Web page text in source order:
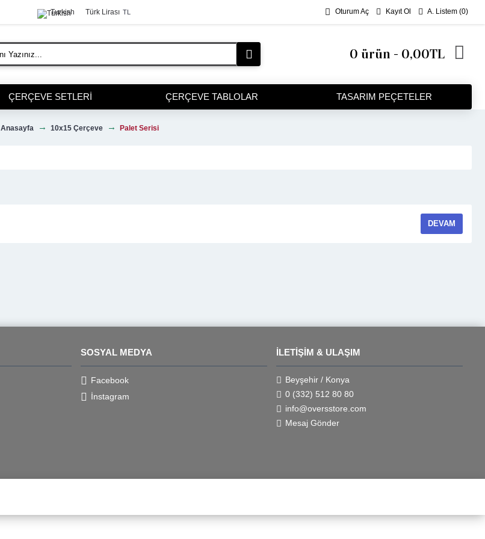
Turkish Türk Lirası TL Oturum Aç Kayıt Ol A. Listem (0)
0 ürün - 0,00TL
ÇERÇEVE SETLERI ÇERÇEVE TABLOLAR TASARIM PEÇETELER
Anasayfa 10x15 Çerçeve Palet Serisi
DEVAM
SOSYAL MEDYA
Facebook
İnstagram
İLETIŞIM & ULAŞIM
Beyşehir / Konya
0 (332) 512 80 80
info@oversstore.com
Mesaj Gönder